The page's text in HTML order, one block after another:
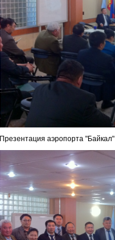
Презентация аэропорта "Байкал"